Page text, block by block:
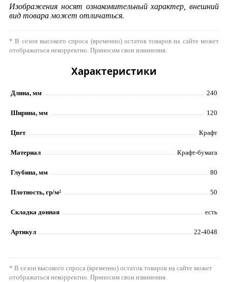
Изображения носят ознакомительный характер, внешний
вид товара может отличаться.
* В сезон высокого спроса (временно) остаток товаров на сайте может
отображаться некорректно. Приносим свои извинения.
Характеристики
Длина, мм 240
Ширина, мм 120
Цвет Крафт
Материал Крафт-бумага
Глубина, мм 80
Плотность, гр/м² 50
Складка донная есть
Артикул 22-4048
* В сезон высокого спроса (временно) остаток товаров на сайте может
отображаться некорректно. Приносим свои извинения.